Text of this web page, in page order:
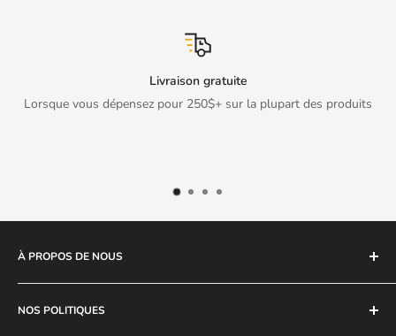
Livraison gratuite
Lorsque vous dépensez pour 250$+ sur la plupart des produits
À PROPOS DE NOUS
Nous sommes un magasin ouvert depuis près de 30 ans.
Nous sommes spécialisés dans la vente et la réparation
NOS POLITIQUES